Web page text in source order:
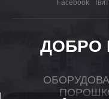
Facebook
ДОБРО